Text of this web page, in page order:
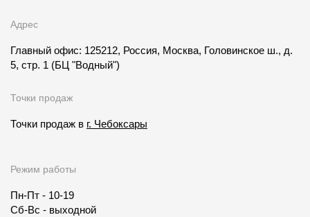
Адрес
Главный офис: 125212, Россия, Москва, Головинское ш., д.
5, стр. 1 (БЦ "Водный")
Точки продаж
Точки продаж в г. Чебоксары
Режим работы
Пн-Пт - 10-19
Сб-Вс - выходной